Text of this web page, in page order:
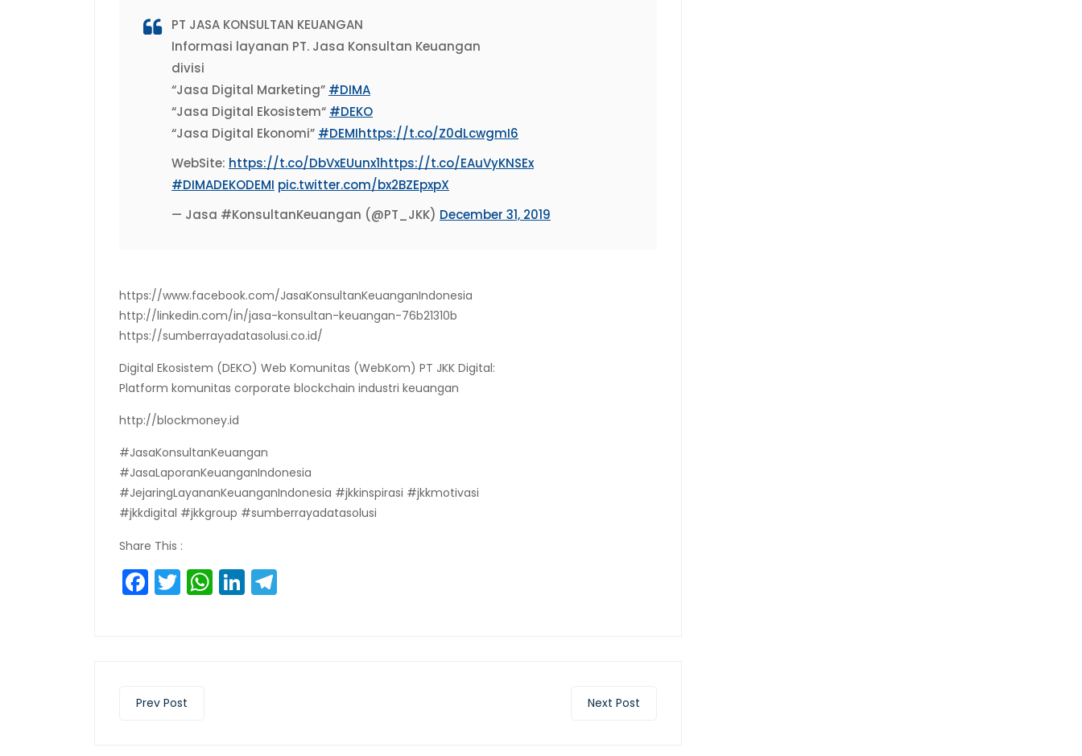
PT JASA KONSULTAN KEUANGAN
Informasi layanan PT. Jasa Konsultan Keuangan
divisi
“Jasa Digital Marketing” #DIMA
“Jasa Digital Ekosistem“ #DEKO
“Jasa Digital Ekonomi” #DEMIhttps://t.co/Z0dLcwgmI6
WebSite: https://t.co/DbVxEUunx1https://t.co/EAuVyKNSEx
#DIMADEKODEMI pic.twitter.com/bx2BZEpxpX
— Jasa #KonsultanKeuangan (@PT_JKK) December 31, 2019
https://www.facebook.com/JasaKonsultanKeuanganIndonesia
http://linkedin.com/in/jasa-konsultan-keuangan-76b21310b
https://sumberrayadatasolusi.co.id/
Digital Ekosistem (DEKO) Web Komunitas (WebKom) PT JKK Digital:
Platform komunitas corporate blockchain industri keuangan
http://blockmoney.id
#JasaKonsultanKeuangan
#JasaLaporanKeuanganIndonesia
#JejaringLayananKeuanganIndonesia #jkkinspirasi #jkkmotivasi
#jkkdigital #jkkgroup #sumberrayadatasolusi
Share This :
Facebook
Twitter
WhatsApp
LinkedIn
Prev Post Next Post